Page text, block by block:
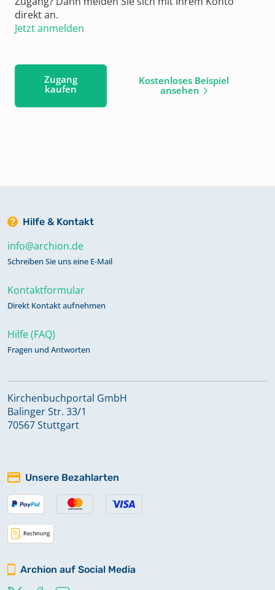
direkt an.
Jetzt anmelden
Zugang
kaufen
Kostenloses Beispiel
ansehen
Hilfe & Kontakt
info@archion.de
Schreiben Sie uns eine E-Mail
Kontaktformular
Direkt Kontakt aufnehmen
Hilfe (FAQ)
Fragen und Antworten
Kirchenbuchportal GmbH
Balinger Str. 33/1
70567 Stuttgart
Unsere Bezahlarten
Archion auf Social Media